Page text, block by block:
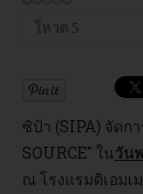
อบรม
DOWNLOAD
HOME
กรุณา
ซิป้า (SIPA) จัดก
SOURCE" ในวัน
ณ โรงแรมดิเอมเ